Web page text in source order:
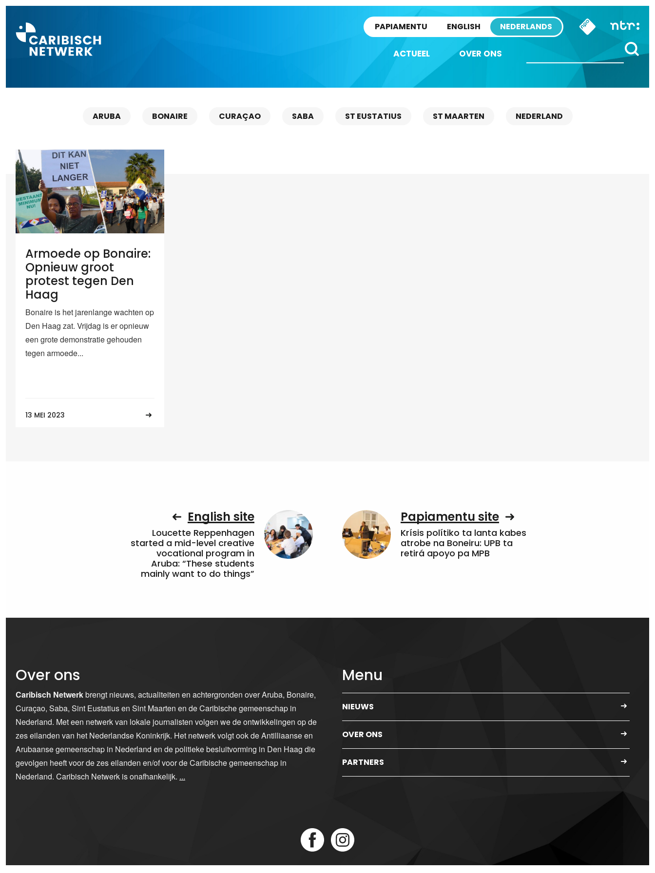
PAPIAMENTU ENGLISH NEDERLANDS
ACTUEEL OVER ONS
ARUBA BONAIRE CURAÇAO SABA ST EUSTATIUS ST MAARTEN NEDERLAND
Armoede op Bonaire:
Opnieuw groot
protest tegen Den
Haag
Bonaire is het jarenlange wachten op
Den Haag zat. Vrijdag is er opnieuw
een grote demonstratie gehouden
tegen armoede...
13 MEI 2023
English site
Loucette Reppenhagen
started a mid-level creative
vocational program in
Aruba: “These students
mainly want to do things”
Papiamentu site
Krísis polítiko ta lanta kabes
atrobe na Boneiru: UPB ta
retirá apoyo pa MPB
Over ons
Caribisch Netwerkbrengt nieuws, actualiteiten en achtergronden over Aruba, Bonaire,
Curaçao, Saba, Sint Eustatius en Sint Maarten en de Caribische gemeenschap in
Nederland. Met een netwerk van lokale journalisten volgen we de ontwikkelingen op de
zes eilanden van het Nederlandse Koninkrijk. Het netwerk volgt ook de Antilliaanse en
Arubaanse gemeenschap in Nederland en de politieke besluitvorming in Den Haag die
gevolgen heeft voor de zes eilanden en/of voor de Caribische gemeenschap in
Nederland. Caribisch Netwerk is onafhankelijk. ...
Menu
NIEUWS
OVER ONS
PARTNERS